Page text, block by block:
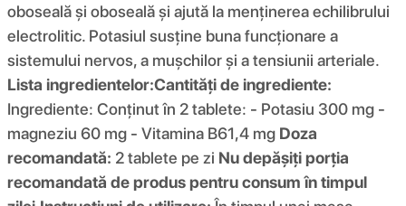
oboseală și oboseală și ajută la menținerea echilibrului
electrolitic. Potasiul susține buna funcționare a
sistemului nervos, a mușchilor și a tensiunii arteriale.
Lista ingredientelor:Cantități de ingrediente:
Ingrediente: Conținut în 2 tablete: - Potasiu 300 mg -
magneziu 60 mg - Vitamina B61,4 mg Doza
recomandată: 2 tablete pe zi Nu depășiți porția
recomandată de produs pentru consum în timpul